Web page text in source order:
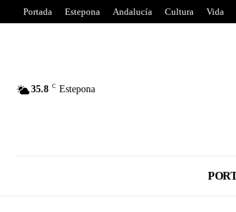
Portada Estepona Andalucía Cultura Vida
35.8 C Estepona